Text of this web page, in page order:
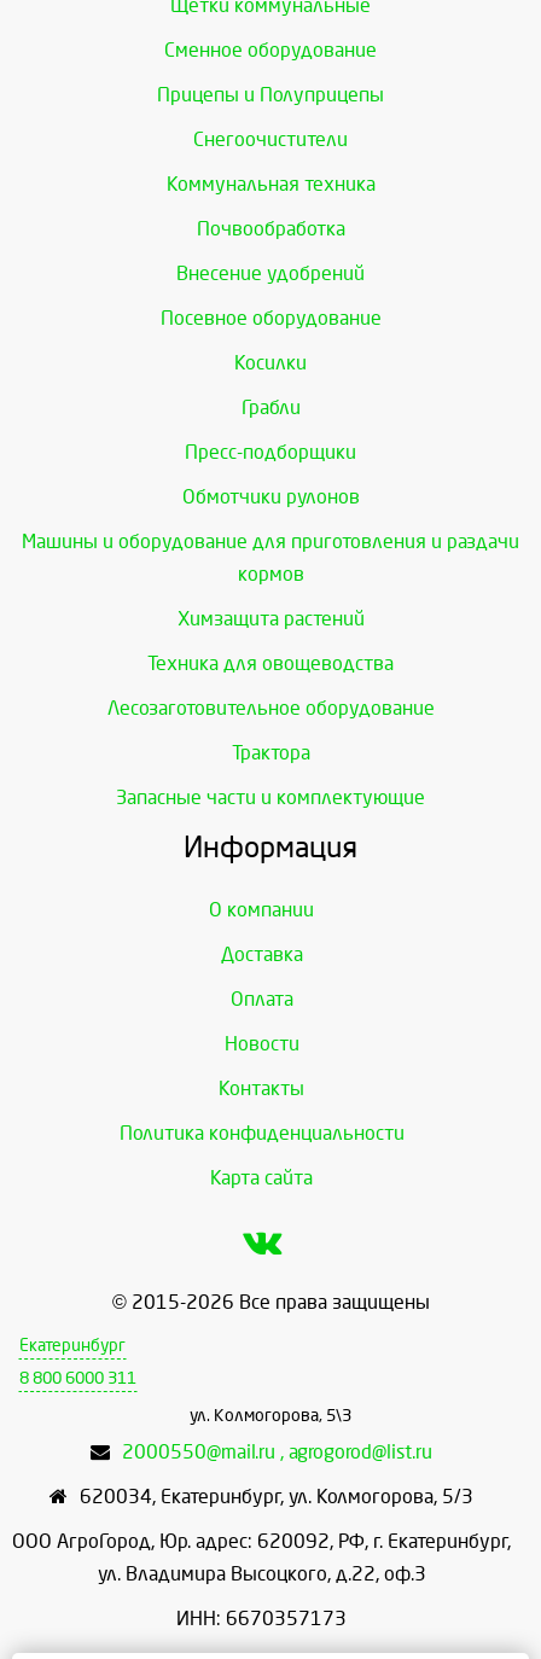
Щетки коммунальные
Сменное оборудование
Прицепы и Полуприцепы
Снегоочистители
Коммунальная техника
Почвообработка
Внесение удобрений
Посевное оборудование
Косилки
Грабли
Пресс-подборщики
Обмотчики рулонов
Машины и оборудование для приготовления и раздачи
кормов
Химзащита растений
Техника для овощеводства
Лесозаготовительное оборудование
Трактора
Запасные части и комплектующие
Информация
О компании
Доставка
Оплата
Новости
Контакты
Политика конфиденциальности
Карта сайта
© 2015-2026 Все права защищены
Екатеринбург
8 800 6000 311
ул. Колмогорова, 5\3
2000550@mail.ru , agrogorod@list.ru
620034, Екатеринбург, ул. Колмогорова, 5/3
ООО АгроГород, Юр. адрес: 620092, РФ, г. Екатеринбург,
ул. Владимира Высоцкого, д.22, оф.3
ИНН: 6670357173